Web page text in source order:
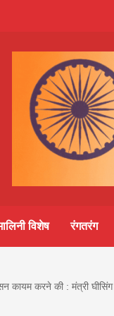
विशेष रंगतरंग
कायम करने की : मंत्री घीसिंग